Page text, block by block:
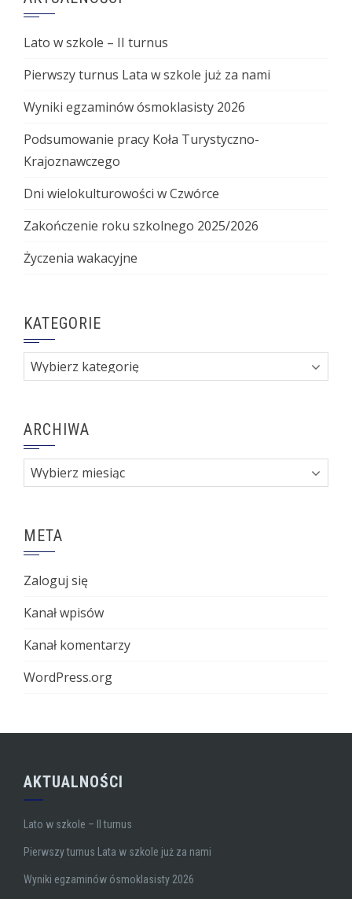
Lato w szkole – II turnus
Pierwszy turnus Lata w szkole już za nami
Wyniki egzaminów ósmoklasisty 2026
Podsumowanie pracy Koła Turystyczno-
Krajoznawczego
Dni wielokulturowości w Czwórce
Zakończenie roku szkolnego 2025/2026
Życzenia wakacyjne
KATEGORIE
Kategorie
ARCHIWA
Archiwa
META
Zaloguj się
Kanał wpisów
Kanał komentarzy
WordPress.org
AKTUALNOŚCI
Lato w szkole – II turnus
Pierwszy turnus Lata w szkole już za nami
Wyniki egzaminów ósmoklasisty 2026